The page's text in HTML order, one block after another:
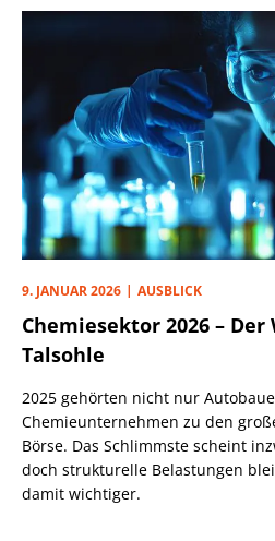
9. JANUAR 2026 AUSBLICK
Chemiesektor 2026 – Der
Talsohle
2025 gehörten nicht nur
Chemieunternehmen zu den
Börse. Das Schlimmste scheint
doch strukturelle Belastungen
damit wichtiger.